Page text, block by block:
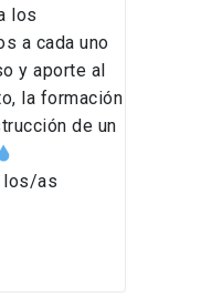
los
a cada uno
y aporte al
la formación
de un
los/as